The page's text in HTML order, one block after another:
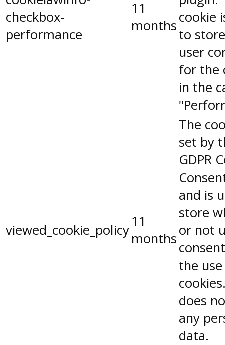
checkbox-
performance
11
monthscookie
to
user
for the
in the
viewed_cookie_policy
11
months
The
set by
GDPR
and is
store
or not
the
does
any
data.